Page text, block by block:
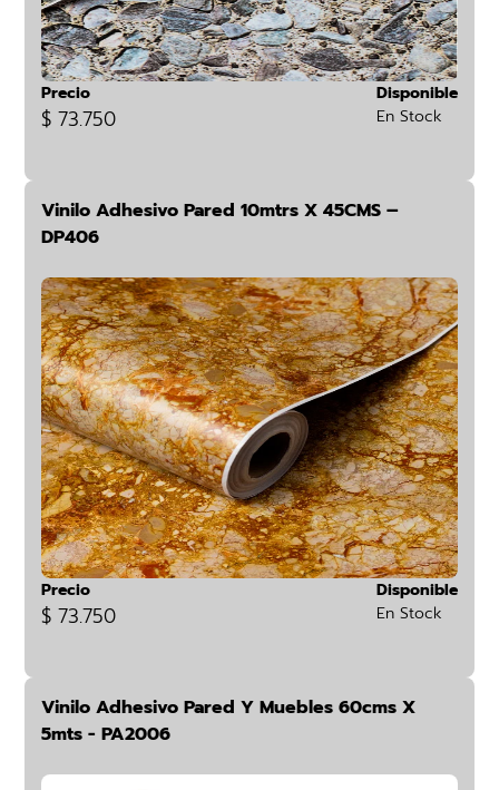
Precio
$ 73.750
Disponible
En Stock
Vinilo Adhesivo Pared 10mtrs X 45CMS –
DP406
Precio
$ 73.750
Disponible
En Stock
Vinilo Adhesivo Pared Y Muebles 60cms X
5mts - PA2006